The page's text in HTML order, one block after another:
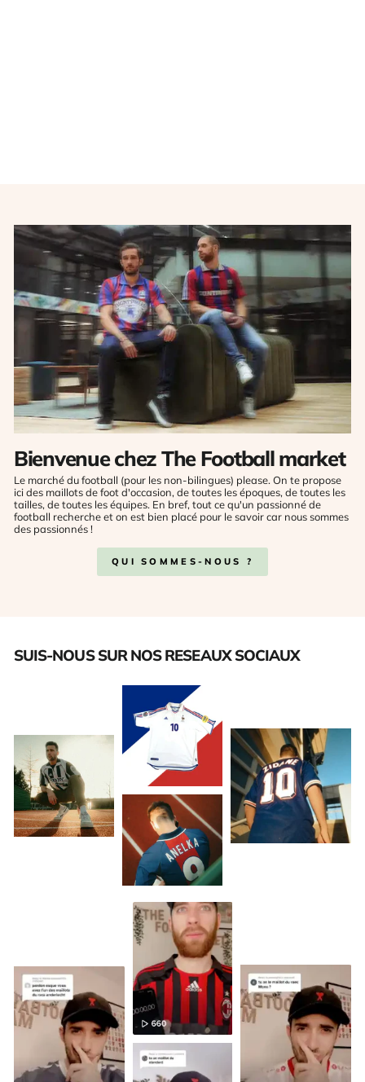
Bienvenue chez The Football market
Le marché du football (pour les non-bilingues) please. On te propose
ici des maillots de foot d'occasion, de toutes les époques, de toutes les
tailles, de toutes les équipes. En bref, tout ce qu'un passionné de
football recherche et on est bien placé pour le savoir car nous sommes
des passionnés !
QUI SOMMES-NOUS ?
SUIS-NOUS SUR NOS RESEAUX SOCIAUX